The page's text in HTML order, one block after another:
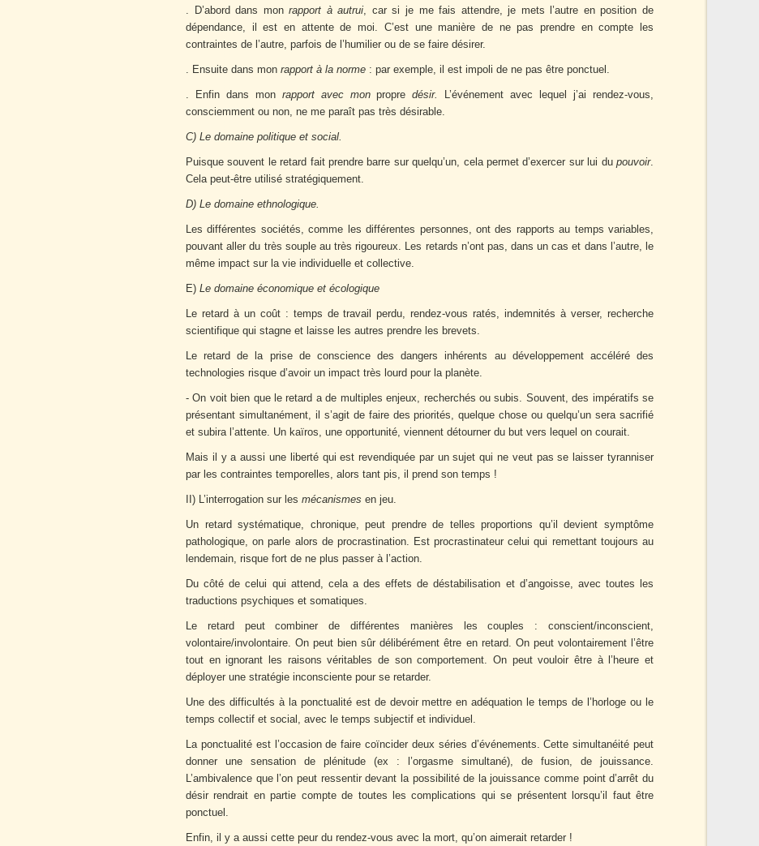
. D’abord dans monrapport à autrui, car si je me fais attendre, je mets l’autre en position de
dépendance, il est en attente de moi. C’est une manière de ne pas prendre en compte les
contraintes de l’autre, parfois de l’humilier ou de se faire désirer.
. Ensuite dans mon rapport à la norme : par exemple, il est impoli de ne pas être ponctuel.
. Enfin dans mon rapport avec monpropredésir.
L’événement avec lequel j’ai rendez-vous,
consciemment ou non, ne me paraît pas très désirable.
C) Le domaine politique et social.
Puisque souvent le retard fait prendre barre sur quelqu’un, cela permet d’exercer sur lui du pouvoir.
Cela peut-être utilisé stratégiquement.
D) Le domaine ethnologique.
Les différentes sociétés, comme les différentes personnes, ont des rapports au temps variables,
pouvant aller du très souple au très rigoureux. Les retards n’ont pas, dans un cas et dans l’autre, le
même impact sur la vie individuelle et collective.
E) Le domaine économique et écologique
Le retard à un coût : temps de travail perdu, rendez-vous ratés, indemnités à verser, recherche
scientifique qui stagne et laisse les autres prendre les brevets.
Le retard de la prise de conscience des dangers inhérents au développement accéléré des
technologies risque d’avoir un impact très lourd pour la planète.
- On voit bien que le retard a de multiples enjeux, recherchés ou subis. Souvent, des impératifs se
présentant simultanément, il s’agit de faire des priorités, quelque chose ou quelqu’un sera sacrifié
et subira l’attente. Un kaïros, une opportunité, viennent détourner du but vers lequel on courait.
Mais il y a aussi une liberté qui est revendiquée par un sujet qui ne veut pas se laisser tyranniser
par les contraintes temporelles, alors tant pis, il prend son temps !
II) L’interrogation sur les mécanismes en jeu.
Un retard systématique, chronique, peut prendre de telles proportions qu’il devient symptôme
pathologique, on parle alors de procrastination. Est procrastinateur celui qui remettant toujours au
lendemain, risque fort de ne plus passer à l’action.
Du côté de celui qui attend, cela a des effets de déstabilisation et d’angoisse, avec toutes les
traductions psychiques et somatiques.
Le retard peut combiner de différentes manières les couples : conscient/inconscient,
volontaire/involontaire. On peut bien sûr délibérément être en retard. On peut volontairement l’être
tout en ignorant les raisons véritables de son comportement. On peut vouloir être à l’heure et
déployer une stratégie inconsciente pour se retarder.
Une des difficultés à la ponctualité est de devoir mettre en adéquation le temps de l’horloge ou le
temps collectif et social, avec le temps subjectif et individuel.
La ponctualité est l’occasion de faire coïncider deux séries d’événements. Cette simultanéité peut
donner une sensation de plénitude (ex : l’orgasme simultané), de fusion, de jouissance.
L’ambivalence que l’on peut ressentir devant la possibilité de la jouissance comme point d’arrêt du
désir rendrait en partie compte de toutes les complications qui se présentent lorsqu’il faut être
ponctuel.
Enfin, il y a aussi cette peur du rendez-vous avec la mort, qu’on aimerait retarder !